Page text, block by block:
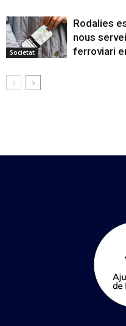
Societat
Rodalies
nous
ferroviari